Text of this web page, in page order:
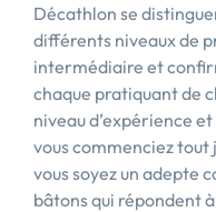
Décathlon se
différents niveaux de
intermédiaire et
chaque pratiquant de
niveau d’expérience
vous commenciez tout
vous soyez un adepte
bâtons qui répondent